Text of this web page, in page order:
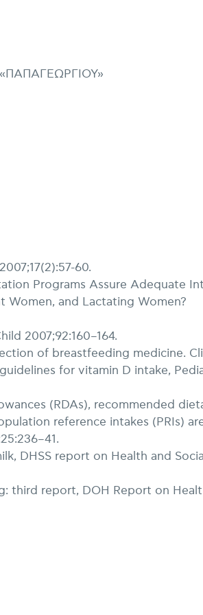
«ΠΑΠΑΓΕΩΡΓΙΟΥ»
60.
Programs Assure Adequate
Women, and Lactating Women?
2007;92:160–164.
of breastfeeding medicine.
for vitamin D intake,
(RDAs), recommended
reference intakes (PRIs)
DHSS report on Health and
third report, DOH Report on